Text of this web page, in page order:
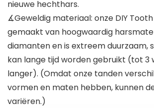
nieuwe hechthars.
∡Geweldig materiaal: onze DIY Tooth
gemaakt van hoogwaardig
diamanten en is extreem duurzaam,
kan lange tijd worden gebruikt (tot 3
langer). (Omdat onze tanden
vormen en maten hebben, kunnen
variëren.)